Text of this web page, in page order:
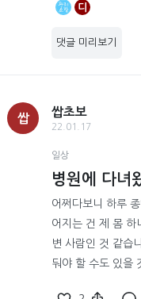
디
댓글 미리보기
쌉
쌉초보
22.01.17
일상
병원에 다녀
어쩌다보니 하루
어지는 건 제 몸 하
변 사람인 것 같습
둬야 할 수도 있을